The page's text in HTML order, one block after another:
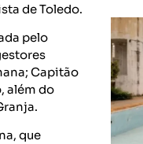
de Toledo.
pelo
Capitão
além do
que